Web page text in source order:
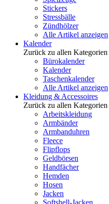
Stickers
Stressbälle
Zündhölzer
Alle Artikel anzeigen
Kalender
Zurück zu allen Kategorien
Bürokalender
Kalender
Taschenkalender
Alle Artikel anzeigen
Kleidung & Accessoires
Zurück zu allen Kategorien
Arbeitskleidung
Armbänder
Armbanduhren
Fleece
Flipflops
Geldbörsen
Handfächer
Hemden
Hosen
Jacken
Softshell-Jacken